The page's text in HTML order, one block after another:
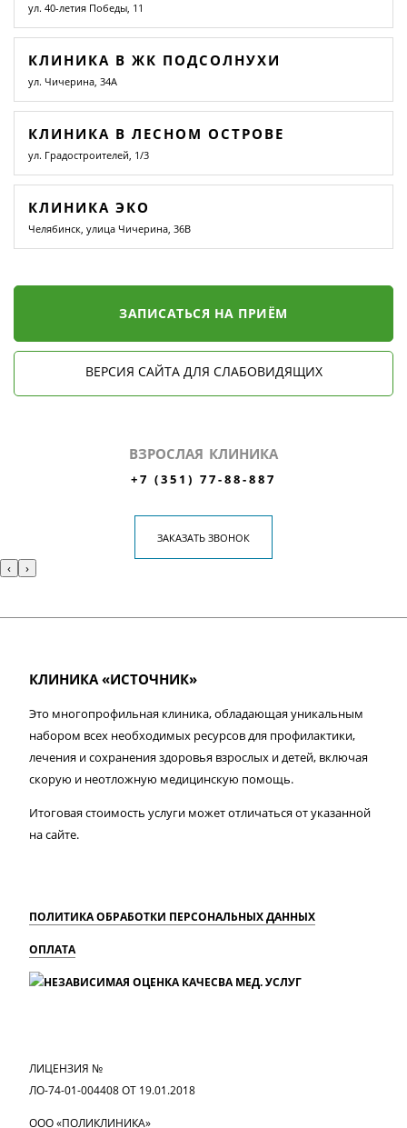
ул. 40-летия Победы, 11
КЛИНИКА В ЖК ПОДСОЛНУХИ
ул. Чичерина, 34А
КЛИНИКА В ЛЕСНОМ ОСТРОВЕ
ул. Градостроителей, 1/3
КЛИНИКА ЭКО
Челябинск, улица Чичерина, 36В
ЗАПИСАТЬСЯ НА ПРИЁМ
ВЕРСИЯ САЙТА ДЛЯ СЛАБОВИДЯЩИХ
ВЗРОСЛАЯ КЛИНИКА
+7 (351) 77-88-887
ЗАКАЗАТЬ ЗВОНОК
‹ ›
КЛИНИКА «ИСТОЧНИК»
Это многопрофильная клиника, обладающая уникальным
набором всех необходимых ресурсов для профилактики,
лечения и сохранения здоровья взрослых и детей, включая
скорую и неотложную медицинскую помощь.
Итоговая стоимость услуги может отличаться от указанной
на сайте.
ПОЛИТИКА ОБРАБОТКИ ПЕРСОНАЛЬНЫХ ДАННЫХ
ОПЛАТА
ЛИЦЕНЗИЯ №
ЛО-74-01-004408 ОТ 19.01.2018
ООО «ПОЛИКЛИНИКА»